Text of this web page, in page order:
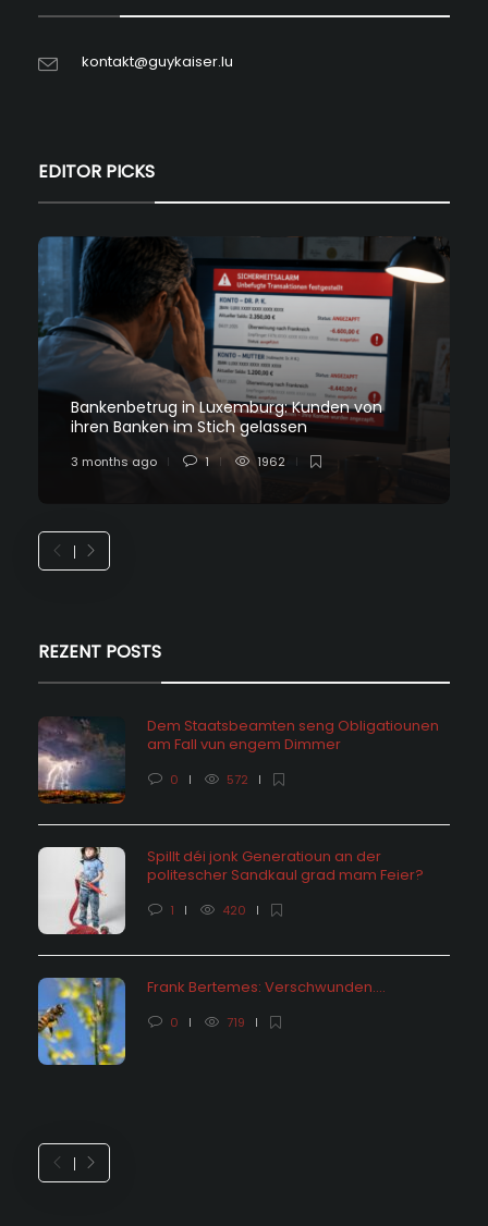
kontakt@guykaiser.lu
EDITOR PICKS
Bankenbetrug in Luxemburg: Kunden von
ihren Banken im Stich gelassen
3 months ago 1 1962
REZENT POSTS
Dem Staatsbeamten seng Obligatiounen
am Fall vun engem Dimmer
0 572
Spillt déi jonk Generatioun an der
politescher Sandkaul grad mam Feier?
1 420
Frank Bertemes: Verschwunden….
0 719